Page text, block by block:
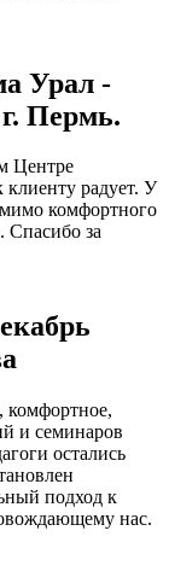
Урал -
Пермь.
Центре
радует. У
комфортного
Спасибо за
комфортное,
и семинаров
остались
подход к
нас.